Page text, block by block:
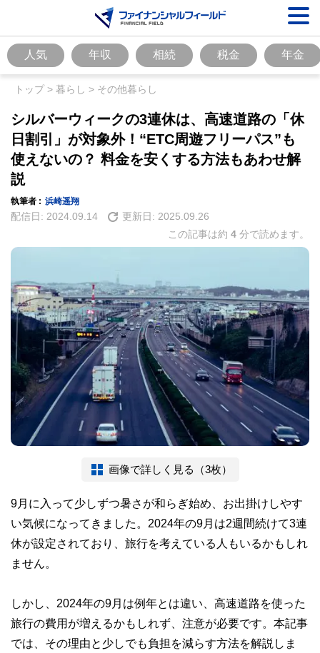
人気 年収 相続 税金 年金
トップ> 暮らし > その他暮らし
シルバーウィークの3連休は、高速道路の「休
日割引」が対象外！“ETC周遊フリーパス”も
使えないの？ 料金を安くする方法もあわせ解
説
執筆者 : 浜崎遥翔
配信日: 2024.09.14 更新日: 2025.09.26
この記事は約 4 分で読めます。
画像で詳しく見る（3枚）
9月に入って少しずつ暑さが和らぎ始め、お出掛けしやす
い気候になってきました。2024年の9月は2週間続けて3連
休が設定されており、旅行を考えている人もいるかもしれ
ません。
しかし、2024年の9月は例年とは違い、高速道路を使った
旅行の費用が増えるかもしれず、注意が必要です。本記事
では、その理由と少しでも負担を減らす方法を解説しま